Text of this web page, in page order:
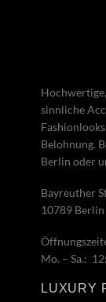
sinnliche
Belohnung.
Berlin oder
Bayreuther
10789 Berlin
Mo. – Sa.:
LUXURY